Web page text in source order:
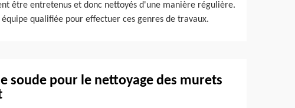
être entretenus et donc nettoyés d'une manière régulière.
qualifiée pour effectuer ces genres de travaux.
soude pour le nettoyage des murets